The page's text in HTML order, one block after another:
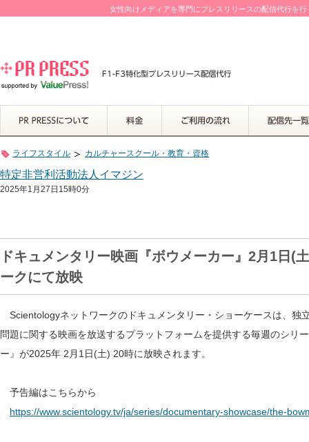
女性向けメディアを専門にプレスリリースの配信代行を
ライフスタイル カルチャースクール・教育・資格
特定非営利活動法人イマジン
2025年1月27日15時0分
ドキュメンタリー映画『ボウメーカー』2月1日(
ークにて放映
Scientologyネットワークのドキュメンタリー・ショーケースは、独
問題に関する映画を放送するプラットフォームを提供する毎週のシリ
ー』が2025年 2月1日(土) 20時に放映されます。
予告編はこちらから
https://www.scientology.tv/ja/series/documentary-showcase/the-